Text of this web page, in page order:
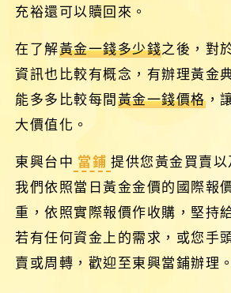
充裕還可以贖回來。
在了解黃金一錢多少錢之後，對
資訊也比較有概念，有辦理黃金
能多多比較每間黃金一錢價格，
大價值化。
東興台中 當鋪 提供您黃金買賣以
我們依照當日黃金金價的國際報
重，依照實際報價作收購，堅持
若有任何資金上的需求，或您手
賣或周轉，歡迎至東興當鋪辦理。